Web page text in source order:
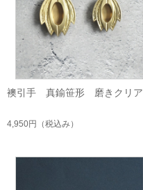
襖引手 真鍮笹形 磨きクリア
4,950円 （税込み）